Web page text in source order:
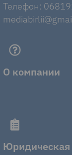
Телефон:
О компании